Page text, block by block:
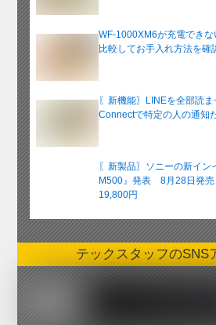
WF-1000XM6が充電でき
比較してお手入れ方法を確
〖新機能〗LINEを全部読
Connectで特定の人の通知
〖新製品〗ソニーの新イ
M500』発表 8月28日発売
19,800円
テックスタッフのSNS